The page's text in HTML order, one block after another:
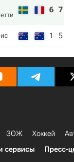
6 7
1 5
ЗОЖ Хоккей
сервисы Пресс-